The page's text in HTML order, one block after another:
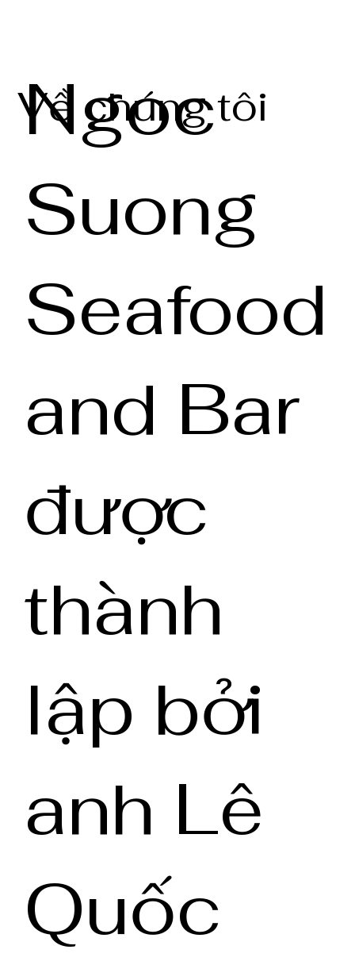
Ngoc
Suong
Seafood
and Bar
được
thành
lập bởi
anh Lê
Quốc
Về chúng tôi